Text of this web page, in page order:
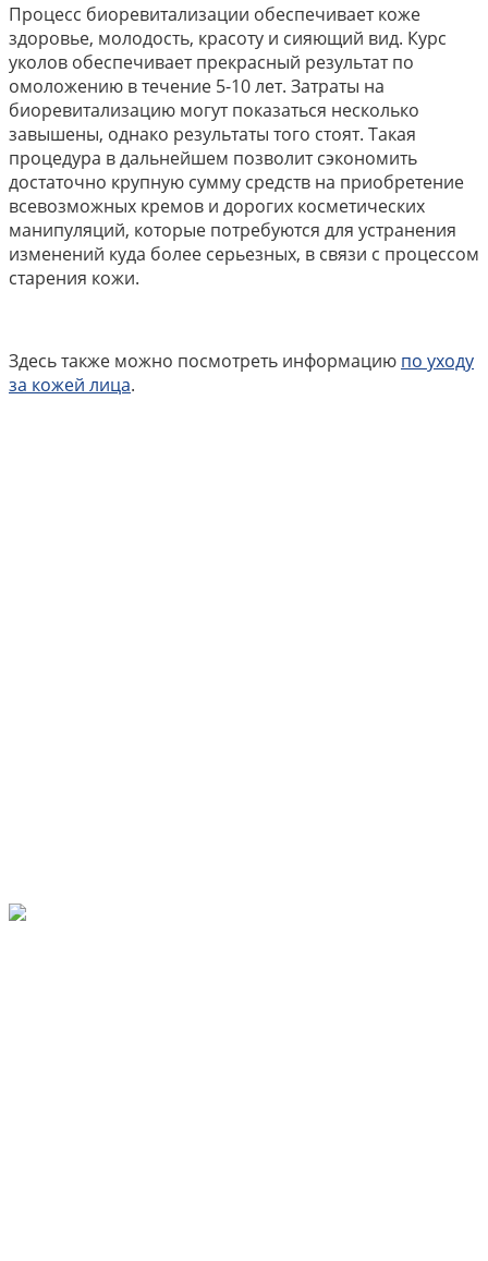
Процесс биоревитализации обеспечивает коже
здоровье, молодость, красоту и сияющий вид. Курс
уколов обеспечивает прекрасный результат по
омоложению в течение 5-10 лет. Затраты на
биоревитализацию могут показаться несколько
завышены, однако результаты того стоят. Такая
процедура в дальнейшем позволит сэкономить
достаточно крупную сумму средств на приобретение
всевозможных кремов и дорогих косметических
манипуляций, которые потребуются для устранения
изменений куда более серьезных, в связи с процессом
старения кожи.
Здесь также можно посмотреть информацию по уходу
за кожей лица.